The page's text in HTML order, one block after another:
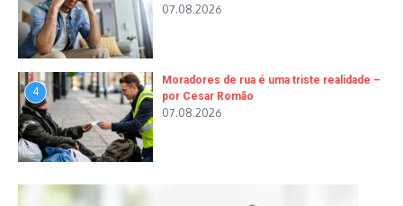
07.08.2026
4
Moradores de rua é uma triste realidade –
por Cesar Romão
07.08.2026